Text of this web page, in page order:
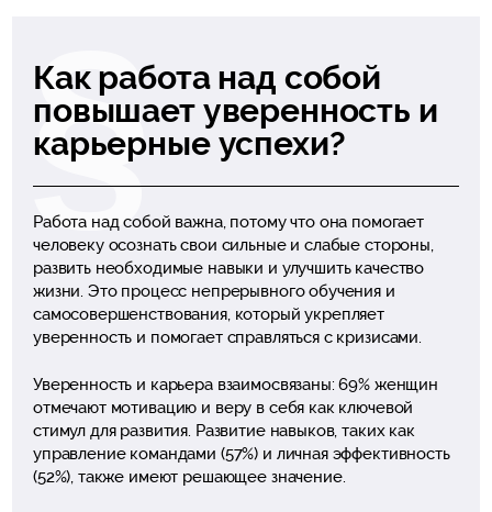
Как работа над собой
повышает уверенность и
карьерные успехи?
Работа над собой важна, потому что она помогает
человеку осознать свои сильные и слабые стороны,
развить необходимые навыки и улучшить качество
жизни. Это процесс непрерывного обучения и
самосовершенствования, который укрепляет
уверенность и помогает справляться с кризисами.
Уверенность и карьера взаимосвязаны: 69% женщин
отмечают мотивацию и веру в себя как ключевой
стимул для развития. Развитие навыков, таких как
управление командами (57%) и личная эффективность
(52%), также имеют решающее значение.